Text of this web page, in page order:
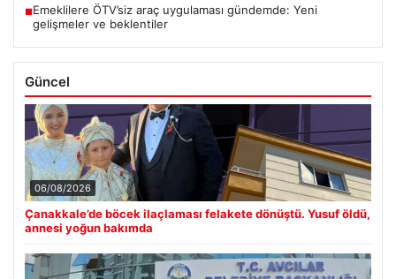
■Emeklilere ÖTV’siz araç uygulaması gündemde: Yeni
gelişmeler ve beklentiler
Güncel
06/08/2026
Çanakkale’de böcek ilaçlaması felakete dönüştü. Yusuf öldü,
annesi yoğun bakımda